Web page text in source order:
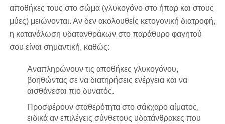
αποθήκες τους στο σώμα (γλυκογόνο στο ήπαρ και στους
μύες) μειώνονται. Αν δεν ακολουθείς κετογονική διατροφή,
η κατανάλωση υδατανθράκων στο παράθυρο φαγητού
σου είναι σημαντική, καθώς:
Αναπληρώνουν τις αποθήκες γλυκογόνου,
βοηθώντας σε να διατηρήσεις ενέργεια και να
αισθάνεσαι πιο δυνατός.
Προσφέρουν σταθερότητα στο σάκχαρο αίματος,
ειδικά αν επιλέγεις σύνθετους υδατάνθρακες που